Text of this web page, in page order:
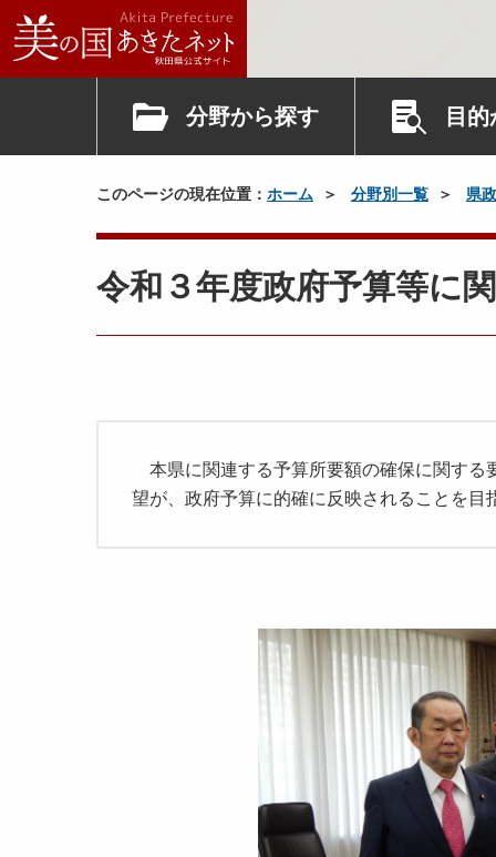
分野から探す 目
このページの現在位置： ホーム 分野別一覧 県
令和３年度政府予算等に
本県に関連する予算所要額の確保に関する
望が、政府予算に的確に反映されることを